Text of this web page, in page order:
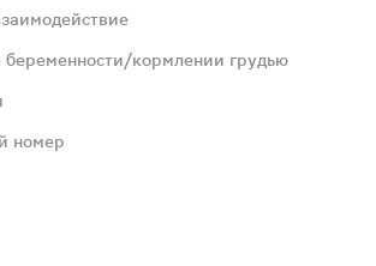
растворяют в 100 мл
кормлении грудью
номер